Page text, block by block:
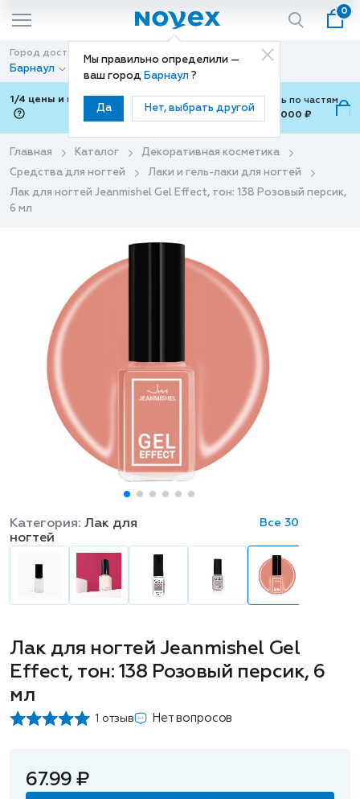
Мы правильно определили —
ваш город Барнаул ?
Да Нет, выбрать другой
0
Город доставки
Барнаул
Способ доставки
Доставка
1/4 цены и покупки ваши с Подели
Можно оплатить по частям
от 700 ₽ до 15,000 ₽
Главная Каталог
Декоративная косметика
Средства для ногтей
Лаки и гель-лаки для ногтей
Лак для ногтей Jeanmishel Gel Effect, тон: 138 Розовый персик,
6 мл
Лак для ногтей Jeanmishel Gel
Effect, тон: 138 Розовый персик, 6
мл
1 отзыв Нет вопросов
Категория: Лак для
ногтей
Все 30
67.99 ₽